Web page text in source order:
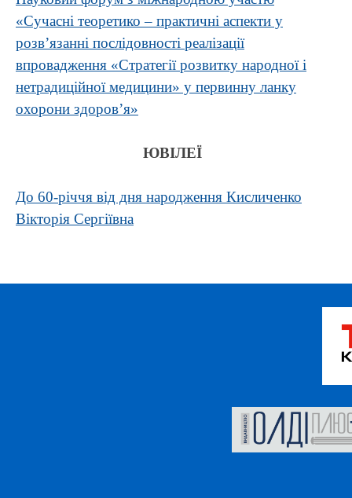
«Сучасні теоретико – практичні аспекти у
розв’язанні послідовності реалізації
впровадження «Стратегії розвитку народної і
нетрадиційної медицини» у первинну ланку
охорони здоров’я»
ЮВІЛЕЇ
До 60-річчя від дня народження Кисличенко
Вікторія Сергіївна